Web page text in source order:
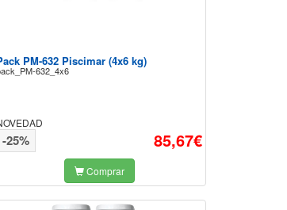
PM-632 Piscimar (4x6 kg)
632_4x6
85,67€
-25%
Comprar